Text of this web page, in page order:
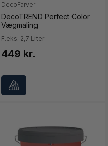
DecoFarver
DecoTREND Perfect Color
Vægmaling
F.eks. 2,7 Liter
449 kr.